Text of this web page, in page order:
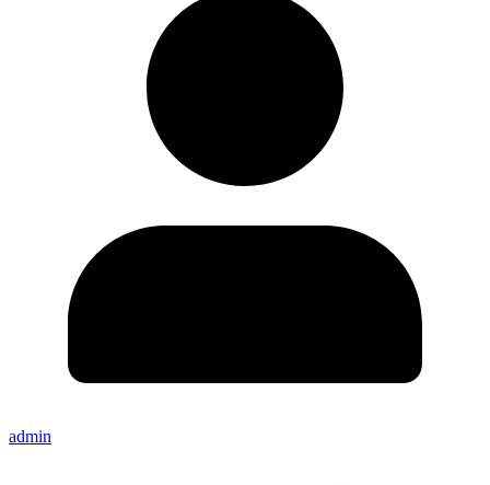
admin